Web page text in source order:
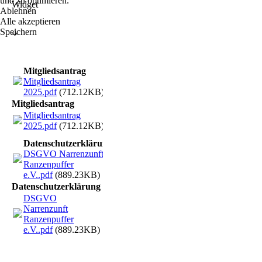
Widget
Mitgliedsantrag
Mitgliedsantrag
2025.pdf(712.12KB)
Mitgliedsantrag
Mitgliedsantrag
2025.pdf(712.12KB)
Datenschutzerklärung
DSGVO Narrenzunft
Ranzenpuffer
e.V..pdf(889.23KB)
Datenschutzerklärung
DSGVO
Narrenzunft
Ranzenpuffer
e.V..pdf(889.23KB)
Ablehnen
Alle akzeptieren
Speichern